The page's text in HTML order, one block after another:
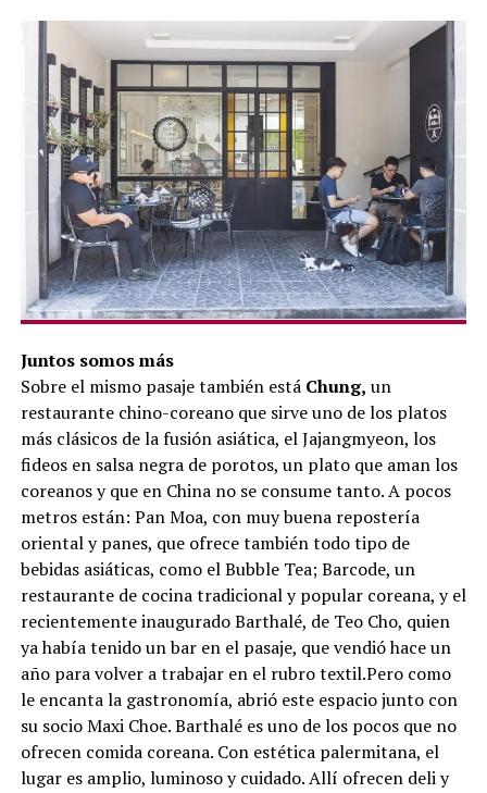
Juntos somos más
Sobre el mismo pasaje también está Chung, un
restaurante chino-coreano que sirve uno de los platos
más clásicos de la fusión asiática, el Jajangmyeon, los
fideos en salsa negra de porotos, un plato que aman los
coreanos y que en China no se consume tanto. A pocos
metros están: Pan Moa, con muy buena repostería
oriental y panes, que ofrece también todo tipo de
bebidas asiáticas, como el Bubble Tea; Barcode, un
restaurante de cocina tradicional y popular coreana, y el
recientemente inaugurado Barthalé, de Teo Cho, quien
ya había tenido un bar en el pasaje, que vendió hace un
año para volver a trabajar en el rubro textil.Pero como
le encanta la gastronomía, abrió este espacio junto con
su socio Maxi Choe. Barthalé es uno de los pocos que no
ofrecen comida coreana. Con estética palermitana, el
lugar es amplio, luminoso y cuidado. Allí ofrecen deli y